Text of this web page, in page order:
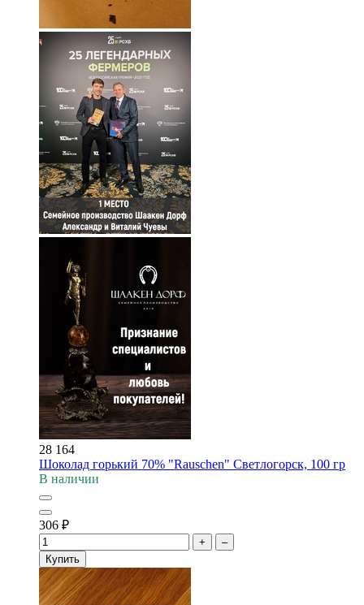
28 164
Шоколад горький 70% "Rauschen" Светлогорск, 100 гр
В наличии
306 ₽
+
–
Купить